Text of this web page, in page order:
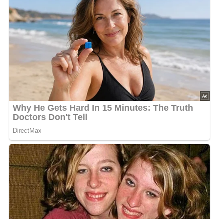
Und so wird es gemacht…
Wir rühren die Butter schaumig, mischen den zerdrückten,
entgräteten Bückling, feingehackte Zwiebel, Kapern,
Sauerkraut, Salz und Senf dazu.
Nach: Gut gekocht, schnell serviert, Artia Verlag Prag, 1961
Abonniere jetzt unseren Newsletter!
Kein Spam, kein Bullshit, keine Weitergabe deiner Mailadresse an Dritte!
Jetzt Sterne vergeben – Rezept